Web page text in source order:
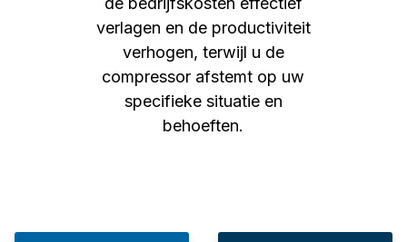
verlagen en de productiviteit
verhogen, terwijl u de
compressor afstemt op uw
specifieke situatie en
behoeften.